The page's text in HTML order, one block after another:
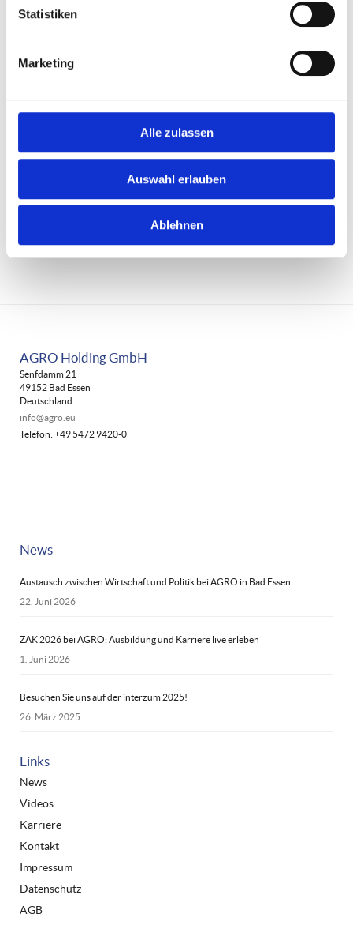
Statistiken
Marketing
Alle zulassen
Auswahl erlauben
Ablehnen
Gruppe zu erfahren. In...
WEITERLESEN
28
AGRO Holding GmbH
Senfdamm 21
49152 Bad Essen
Deutschland
info@agro.eu
Telefon: +49 5472 9420-0
News
Austausch zwischen Wirtschaft und Politik bei AGRO in Bad Essen
22. Juni 2026
ZAK 2026 bei AGRO: Ausbildung und Karriere live erleben
1. Juni 2026
Besuchen Sie uns auf der interzum 2025!
26. März 2025
Links
News
Videos
Karriere
Kontakt
Impressum
Datenschutz
AGB